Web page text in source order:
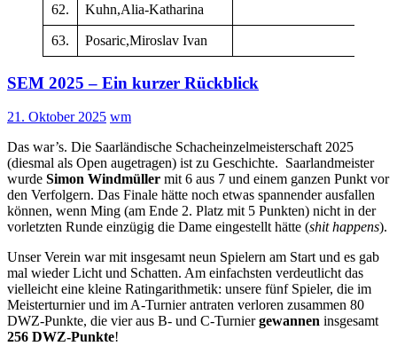
62. Kuhn,Alia-Katharina
63. Posaric,Miroslav Ivan
SEM 2025 – Ein kurzer Rückblick
21. Oktober 2025 wm
Das war’s. Die Saarländische Schacheinzelmeisterschaft 2025
(diesmal als Open augetragen) ist zu Geschichte. Saarlandmeister
wurde Simon Windmüller mit 6 aus 7 und einem ganzen Punkt vor
den Verfolgern. Das Finale hätte noch etwas spannender ausfallen
können, wenn Ming (am Ende 2. Platz mit 5 Punkten) nicht in der
vorletzten Runde einzügig die Dame eingestellt hätte (shit happens).
Unser Verein war mit insgesamt neun Spielern am Start und es gab
mal wieder Licht und Schatten. Am einfachsten verdeutlicht das
vielleicht eine kleine Ratingarithmetik: unsere fünf Spieler, die im
Meisterturnier und im A-Turnier antraten verloren zusammen 80
DWZ-Punkte, die vier aus B- und C-Turniergewannen insgesamt
256 DWZ-Punkte!